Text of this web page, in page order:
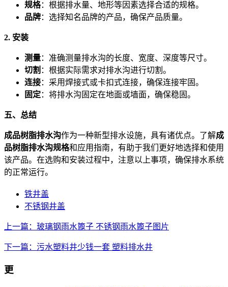
规格：根据排水量、地形等因素选择合适的规格。
品牌：选择知名品牌的产品，确保产品质量。
2. 安装
测量：准确测量排水沟的长度、宽度、深度等尺寸。
切割 ：根据实际需求对排水沟进行切割。
连接：采用焊接式或卡扣式连接，确保连接牢固。
固定：将排水沟固定在地面或墙面，确保稳固。
五、总结
成品树脂排水沟作为一种新型排水设施，具有诸优点。了解成
品树脂排水沟规格和应用指南，有助于我们更好地选择和使用
该产品。在选购和安装过程中，注意以上事项，确保排水系统
的正常运行。
铁井盖
不锈钢井盖
上一篇：玻璃钢雨水篦子 不锈钢雨水篦子图片
下一篇：污水塑料井少钱一套 塑料排水井
更